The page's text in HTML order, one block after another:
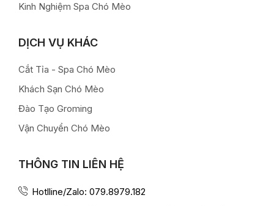
Kinh Nghiệm Spa Chó Mèo
DỊCH VỤ KHÁC
Cắt Tỉa - Spa Chó Mèo
Khách Sạn Chó Mèo
Đào Tạo Groming
Vận Chuyển Chó Mèo
THÔNG TIN LIÊN HỆ
Hotlline/Zalo: 079.8979.182